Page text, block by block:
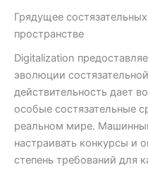
Грядущее
пространстве
Digitalization
эволюции
действительность дает
особые состязательные
реальном мире.
настраивать конкурсы и
степень требований для